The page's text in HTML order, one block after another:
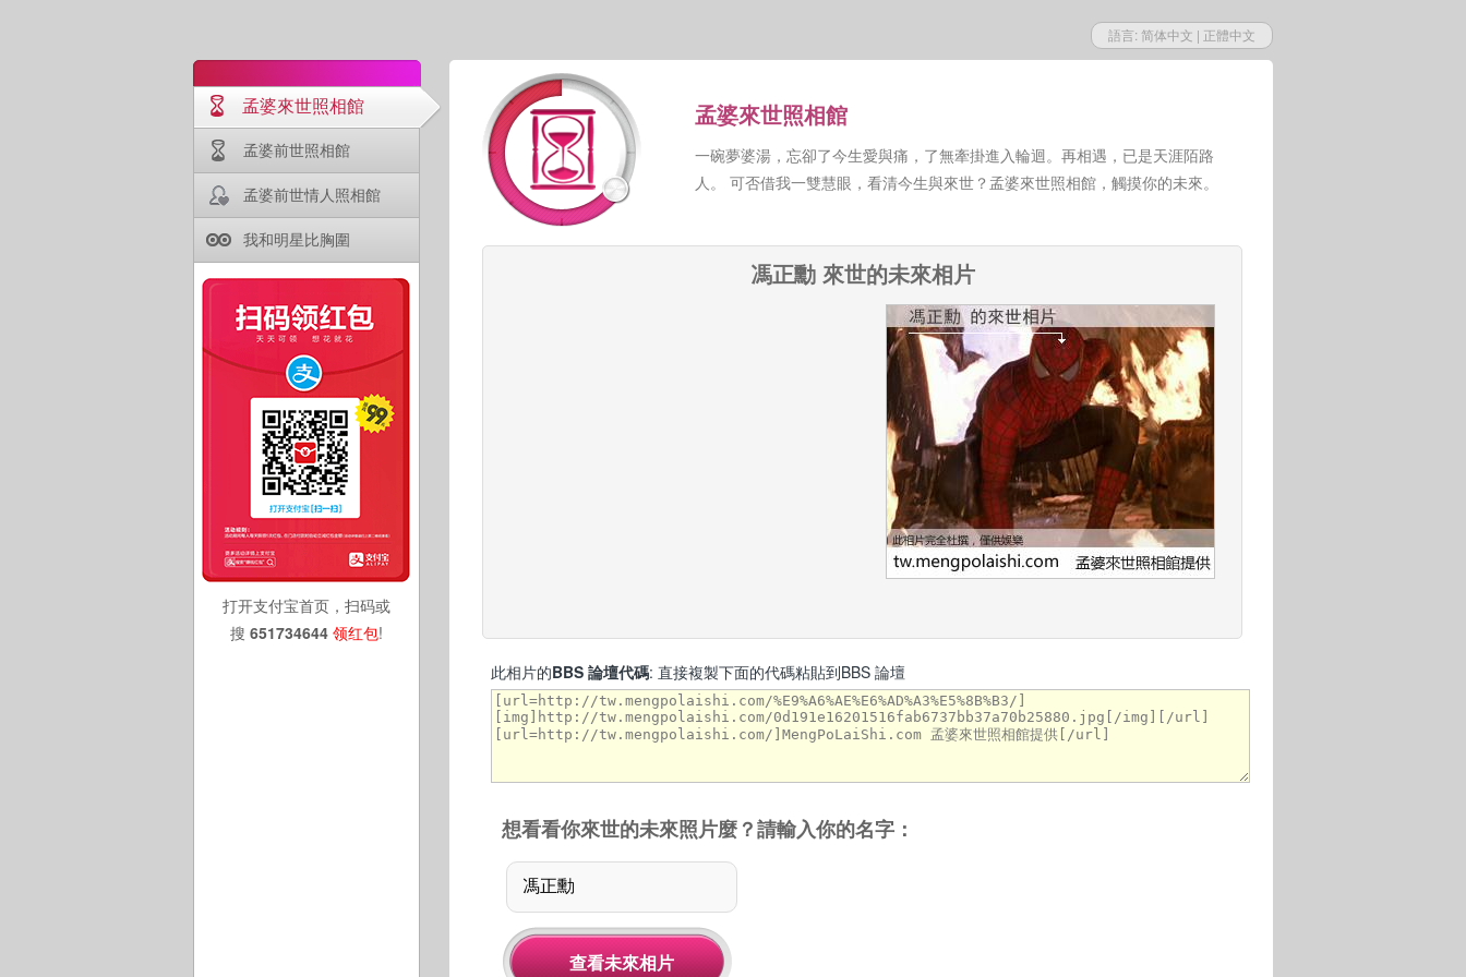
語言: 简体中文 | 正體中文
孟婆來世照相館
孟婆前世照相館
孟婆前世情人照相館
我和明星比胸圍
打开支付宝首页，扫码或
搜 651734644 领红包!
孟婆來世照相館
一碗夢婆湯，忘卻了今生愛與痛，了無牽掛進入輪迴。再相遇，已是天涯陌路
人。 可否借我一雙慧眼，看清今生與來世？孟婆來世照相館，觸摸你的未來。
馮正勳 來世的未來相片
此相片的BBS 論壇代碼: 直接複製下面的代碼粘貼到BBS 論壇
想看看你來世的未來照片麼？請輸入你的名字：